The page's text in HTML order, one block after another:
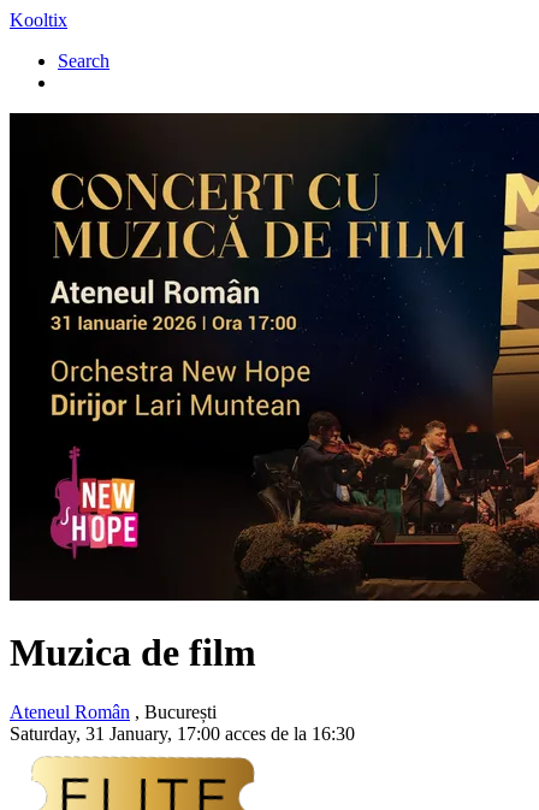
Kooltix
Search
Muzica de film
Ateneul Român , București
Saturday, 31 January, 17:00 acces de la 16:30